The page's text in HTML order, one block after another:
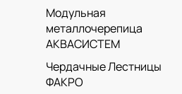
Модульная
металлочерепица
АКВАСИСТЕМ
Чердачные Лестницы
ФАКРО